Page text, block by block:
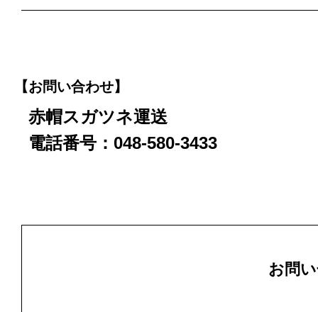
【お問い合わせ】
赤帽スガツネ運送
電話番号：048-580-3433
お問